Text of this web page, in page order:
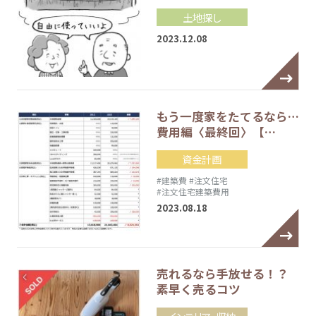
土地探し
2023.12.08
もう一度家をたてるなら…
費用編〈最終回〉【…
資金計画
#建築費 #注文住宅
#注文住宅建築費用
2023.08.18
売れるなら手放せる！？
素早く売るコツ